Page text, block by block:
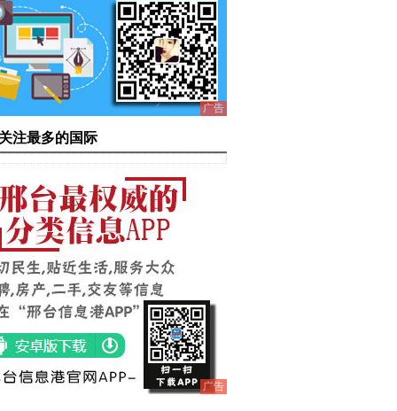
广告
注最多的国际
广告